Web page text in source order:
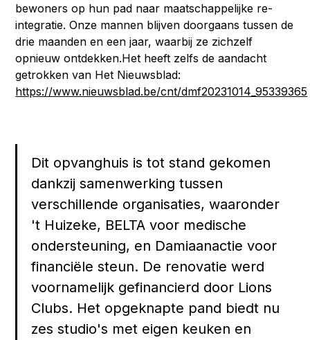
bewoners op hun pad naar maatschappelijke re-
integratie. Onze mannen blijven doorgaans tussen de
drie maanden en een jaar, waarbij ze zichzelf
opnieuw ontdekken.Het heeft zelfs de aandacht
getrokken van Het Nieuwsblad:
https://www.nieuwsblad.be/cnt/dmf20231014_95339365
Dit opvanghuis is tot stand gekomen
dankzij samenwerking tussen
verschillende organisaties, waaronder
't Huizeke, BELTA voor medische
ondersteuning, en Damiaanactie voor
financiële steun. De renovatie werd
voornamelijk gefinancierd door Lions
Clubs. Het opgeknapte pand biedt nu
zes studio's met eigen keuken en